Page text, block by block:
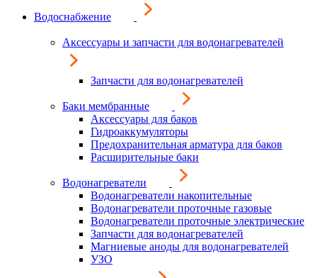
Водоснабжение
Аксессуары и запчасти для водонагревателей
Запчасти для водонагревателей
Баки мембранные
Аксессуары для баков
Гидроаккумуляторы
Предохранительная арматура для баков
Расширительные баки
Водонагреватели
Водонагреватели накопительные
Водонагреватели проточные газовые
Водонагреватели проточные электрические
Запчасти для водонагревателей
Магниевые аноды для водонагревателей
УЗО